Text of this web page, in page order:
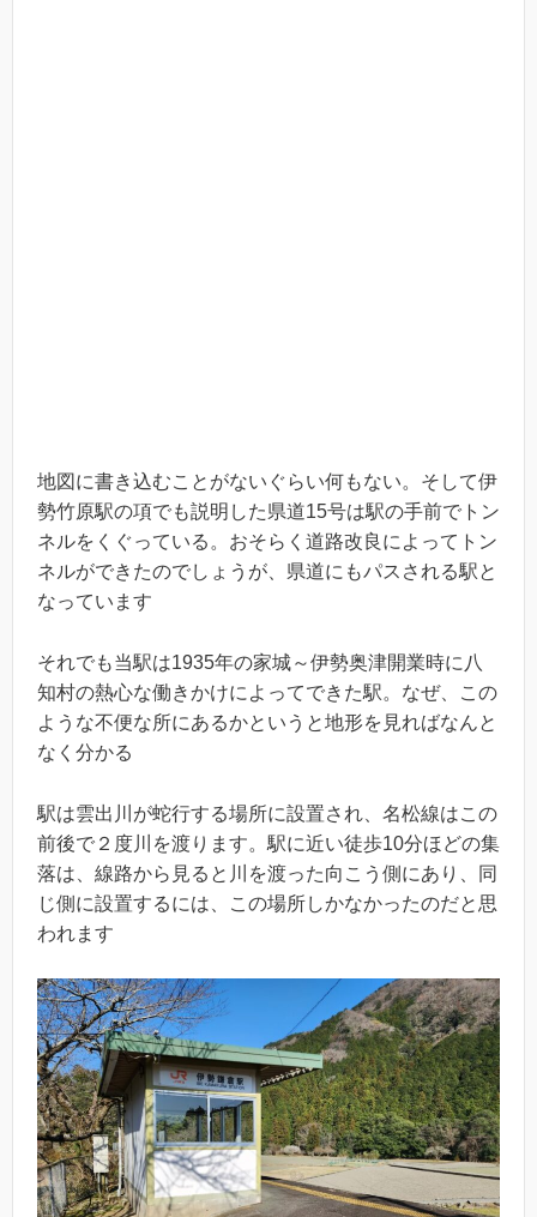
地図に書き込むことがないぐらい何もない。そして伊
勢竹原駅の項でも説明した県道15号は駅の手前でトン
ネルをくぐっている。おそらく道路改良によってトン
ネルができたのでしょうが、県道にもパスされる駅と
なっています
それでも当駅は1935年の家城～伊勢奥津開業時に八
知村の熱心な働きかけによってできた駅。なぜ、この
ような不便な所にあるかというと地形を見ればなんと
なく分かる
駅は雲出川が蛇行する場所に設置され、名松線はこの
前後で２度川を渡ります。駅に近い徒歩10分ほどの集
落は、線路から見ると川を渡った向こう側にあり、同
じ側に設置するには、この場所しかなかったのだと思
われます